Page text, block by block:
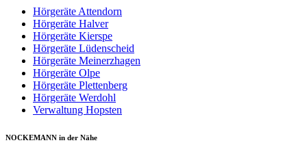
Hörgeräte Attendorn
Hörgeräte Halver
Hörgeräte Kierspe
Hörgeräte Lüdenscheid
Hörgeräte Meinerzhagen
Hörgeräte Olpe
Hörgeräte Plettenberg
Hörgeräte Werdohl
Verwaltung Hopsten
NOCKEMANN in der Nähe